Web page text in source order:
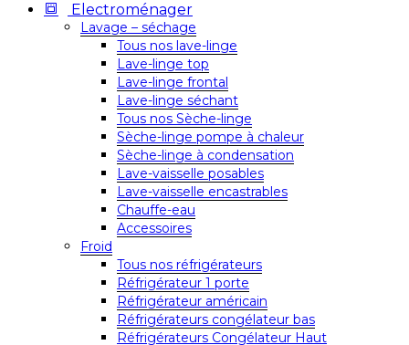
Electroménager
Lavage – séchage
Tous nos lave-linge
Lave-linge top
Lave-linge frontal
Lave-linge séchant
Tous nos Sèche-linge
Sèche-linge pompe à chaleur
Sèche-linge à condensation
Lave-vaisselle posables
Lave-vaisselle encastrables
Chauffe-eau
Accessoires
Froid
Tous nos réfrigérateurs
Réfrigérateur 1 porte
Réfrigérateur américain
Réfrigérateurs congélateur bas
Réfrigérateurs Congélateur Haut